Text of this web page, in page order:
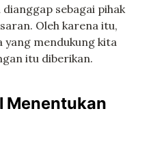
sebagai pihak
Oleh karena itu,
mendukung kita
itu diberikan.
Menentukan